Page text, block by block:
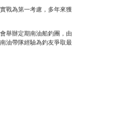
戰為第一考慮，多年來獲
舉辦定期南油船釣團，由
油帶隊經驗為釣友爭取最